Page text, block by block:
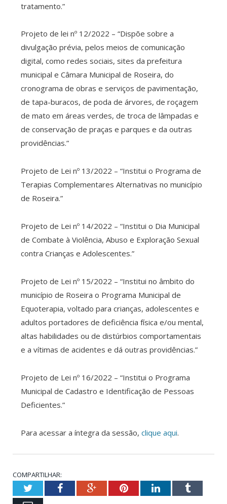
tratamento.”
Projeto de lei nº 12/2022 – “Dispõe sobre a
divulgação prévia, pelos meios de comunicação
digital, como redes sociais, sites da prefeitura
municipal e Câmara Municipal de Roseira, do
cronograma de obras e serviços de pavimentação,
de tapa-buracos, de poda de árvores, de roçagem
de mato em áreas verdes, de troca de lâmpadas e
de conservação de praças e parques e da outras
providências.”
Projeto de Lei nº 13/2022 – “Institui o Programa de
Terapias Complementares Alternativas no município
de Roseira.”
Projeto de Lei nº 14/2022 – “Institui o Dia Municipal
de Combate à Violência, Abuso e Exploração Sexual
contra Crianças e Adolescentes.”
Projeto de Lei nº 15/2022 – “Institui no âmbito do
município de Roseira o Programa Municipal de
Equoterapia, voltado para crianças, adolescentes e
adultos portadores de deficiência física e/ou mental,
altas habilidades ou de distúrbios comportamentais
e a vítimas de acidentes e dá outras providências.”
Projeto de Lei nº 16/2022 – “Institui o Programa
Municipal de Cadastro e Identificação de Pessoas
Deficientes.”
Para acessar a íntegra da sessão, clique aqui.
COMPARTILHAR:
TwitterFacebookGoogle+PinterestLinkedInTumblr